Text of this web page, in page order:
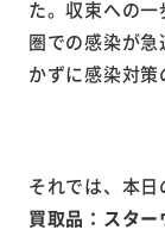
た。収束への
圏での感染が
かずに感染対策
それでは、本日
買取品：スタ